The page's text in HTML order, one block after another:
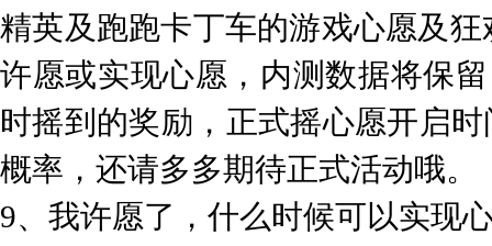
精英及跑跑卡丁车的游戏心愿及
许愿或实现心愿，内测数据将保
时摇到的奖励，正式摇心愿开启
概率，还请多多期待正式活动哦。
9、我许愿了，什么时候可以实现